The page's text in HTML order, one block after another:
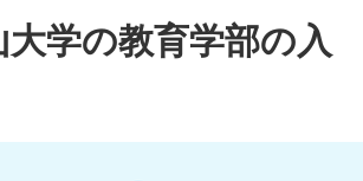
大学の教育学部の入